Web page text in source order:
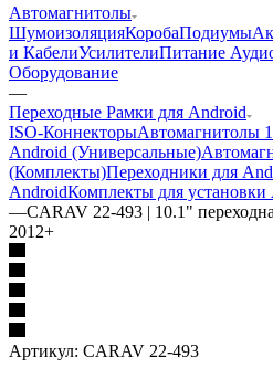
Автомагнитолы
ШумоизоляцияКоробаПодиумы
и КабелиУсилителиПитание
Оборудование
—
Переходные Рамки для Android
ISO-КоннекторыАвтомагнитолы
Android (Универсальные)
(Комплекты)Переходники для
AndroidКомплекты для установки
—CARAV 22-493 | 10.1"
2012+
Артикул: CARAV 22-493